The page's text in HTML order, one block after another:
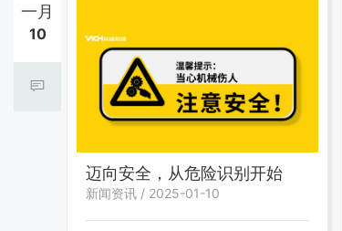
一月
10
迈向安全，从危险识别开始
新闻资讯 / 2025-01-10